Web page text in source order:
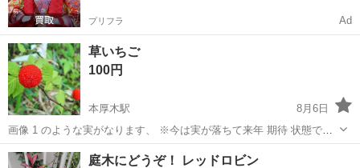
プリフラ Ad
草いちご
100円
本厚木駅
8月6日
画像 1 のような実がなります、 ※今は実が落ちて来年 期待 状態で
す。 1ポット100円！5ボットぐらい用意できます。
神奈川 厚木市 本厚木駅 ポット
庭木にどうぞ！ レッドロビン